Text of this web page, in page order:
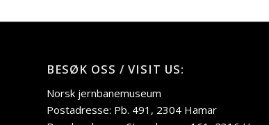
BESØK OSS / VISIT US:
Norsk jernbanemuseum
Postadresse: Pb. 491, 2304 Hamar